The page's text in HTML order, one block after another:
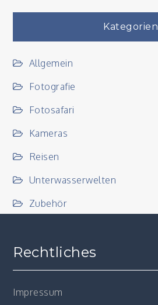
Kategorien
Allgemein
Fotografie
Fotosafari
Kameras
Reisen
Unterwasserwelten
Zubehör
Rechtliches
Impressum